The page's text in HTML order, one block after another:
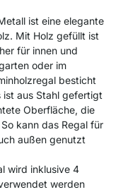
ist eine elegante
Mit Holz gefüllt ist
für innen und
oder im
besticht
ist aus Stahl gefertigt
Oberfläche, die
kann das Regal für
außen genutzt
wird inklusive 4
werden